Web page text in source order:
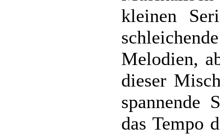
kleinen
Melodien,
dieser
spannende
das Tempo